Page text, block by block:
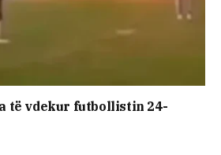
të vdekur futbollistin 24-